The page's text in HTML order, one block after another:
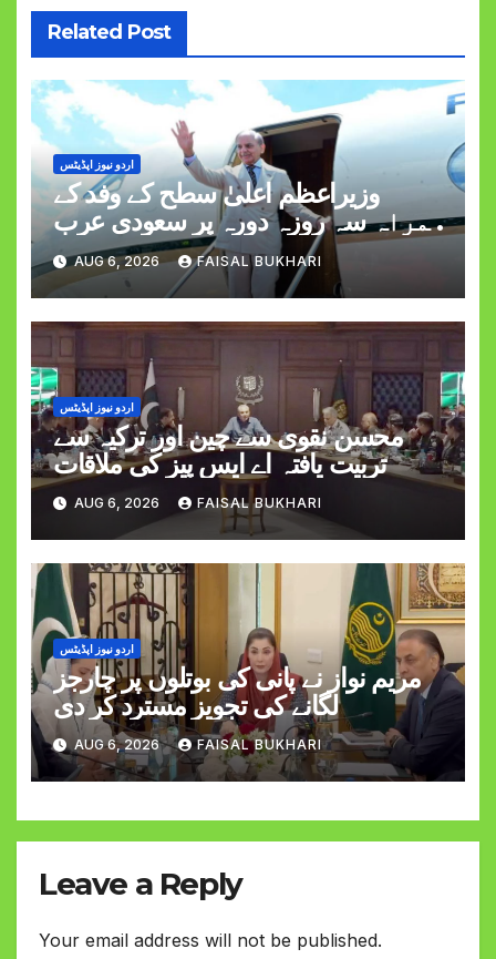
Related Post
اردو نیوز اپڈیٹس
وزیراعظم اعلیٰ سطح کے وفد کے
ہمراہ سہ روزہ دورہ پر سعودی عرب
روانہ
AUG 6, 2026 FAISAL BUKHARI
اردو نیوز اپڈیٹس
محسن نقوی سے چین اور ترکیہ سے
تربیت یافتہ اے ایس پیز کی ملاقات
AUG 6, 2026 FAISAL BUKHARI
اردو نیوز اپڈیٹس
مریم نواز نے پانی کی بوتلوں پر چارجز
لگانے کی تجویز مسترد کر دی
AUG 6, 2026 FAISAL BUKHARI
Leave a Reply
Your email address will not be published.